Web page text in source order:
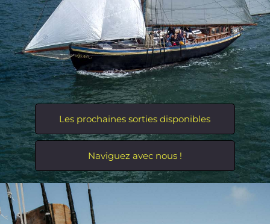
Les prochaines sorties disponibles
Naviguez avec nous !